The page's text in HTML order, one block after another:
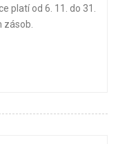
platí od 6. 11. do 31.
zásob.